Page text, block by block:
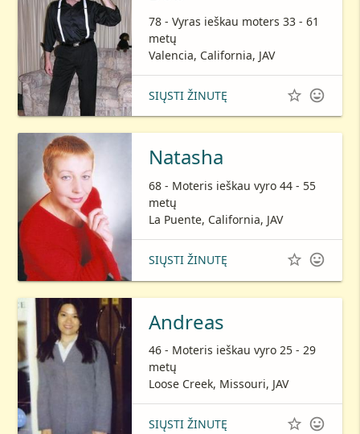
78 - Vyras ieškau moters 33 - 61
metų
Valencia, California, JAV
SIŲSTI ŽINUTĘ  
Natasha
68 - Moteris ieškau vyro 44 - 55
metų
La Puente, California, JAV
SIŲSTI ŽINUTĘ  
Andreas
46 - Moteris ieškau vyro 25 - 29
metų
Loose Creek, Missouri, JAV
SIŲSTI ŽINUTĘ  